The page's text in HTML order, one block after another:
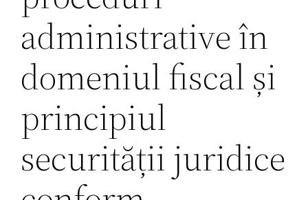
administrative în
domeniul fiscal și
principiul
securității juridice